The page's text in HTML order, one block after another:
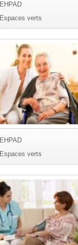
EHPAD
Espaces verts
EHPAD
Espaces verts